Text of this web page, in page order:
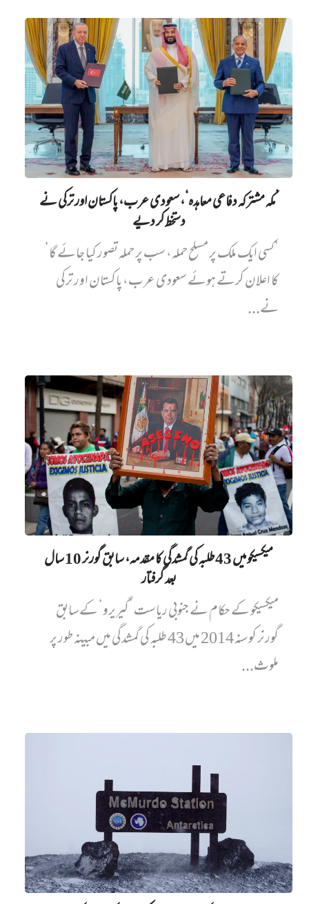
’مکہ مشترکہ دفاعی معاہدہ‘، سعودی عرب، پاکستان اور ترکی نے
دستخط کر دیے
’کسی ایک ملک پر مسلح حملہ، سب پر حملہ تصور کیا جائے گا‘
کا اعلان کرتے ہوئے سعودی عرب، پاکستان اور ترکی
نے...
میکسیکو میں 43 طلبہ کی گمشدگی کا مقدمہ، سابق گورنر 10 سال
بعد گرفتار
میکسیکو کے حکام نے جنوبی ریاست ’گیریرو‘ کے سابق
گورنر کو سنہ 2014 میں 43 طلبہ کی گمشدگی میں مبینہ طور پر
ملوث...